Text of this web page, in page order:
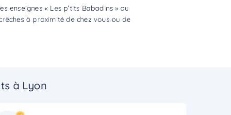
enseignes « Les p’tits Babadins » ou
à proximité de chez vous ou de
à Lyon